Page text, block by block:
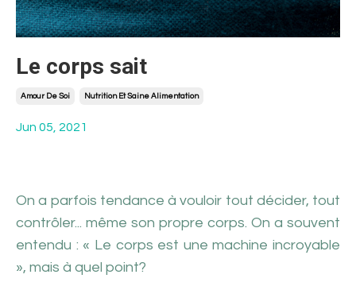
Le corps sait
Amour De Soi Nutrition Et Saine Alimentation
Jun 05, 2021
On a parfois tendance à vouloir tout décider, tout
contrôler... même son propre corps. On a souvent
entendu : « Le corps est une machine incroyable
», mais à quel point?